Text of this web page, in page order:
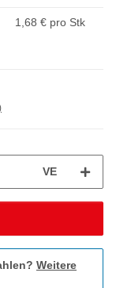
1,68 € pro Stk
VE
Weitere